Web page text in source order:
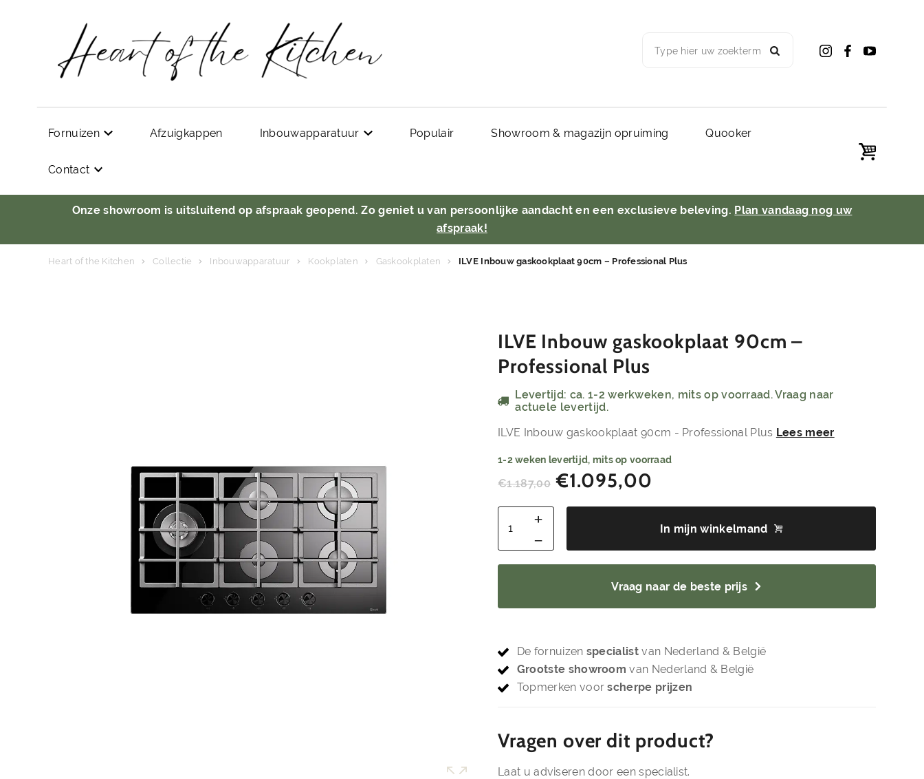
Type hier uw zoekterm
Fornuizen Afzuigkappen Inbouwapparatuur Populair Showroom & magazijn opruiming Quooker
Contact
Onze showroom is uitsluitend op afspraak geopend. Zo geniet u van persoonlijke aandacht en een exclusieve beleving. Plan vandaag nog uw
afspraak!
Heart of the Kitchen Collectie Inbouwapparatuur Kookplaten Gaskookplaten ILVE Inbouw gaskookplaat 90cm – Professional Plus
ILVE Inbouw gaskookplaat 90cm –
Professional Plus
Levertijd: ca. 1-2 werkweken, mits op voorraad. Vraag naar
actuele levertijd.
ILVE Inbouw gaskookplaat 90cm - Professional Plus Lees meer
1-2 weken levertijd, mits op voorraad
€1.187,00 €1.095,00
In mijn winkelmand
Vraag naar de beste prijs
De fornuizen specialist van Nederland & België
Grootste showroom van Nederland & België
Topmerken voorscherpe prijzen
Vragen over dit product?
Laat u adviseren door een specialist.